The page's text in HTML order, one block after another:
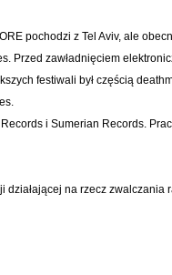
pochodzi z Tel Aviv, ale
Przed zawładnięciem
festiwali był częścią
i Sumerian Records.
na rzecz zwalczania